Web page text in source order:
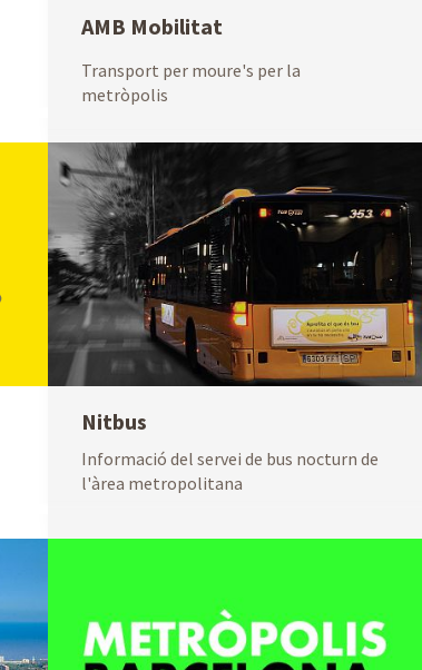
AMB Mobilitat
Transport per moure's per la
metròpolis
Nitbus
Informació del servei de bus nocturn de
l'àrea metropolitana